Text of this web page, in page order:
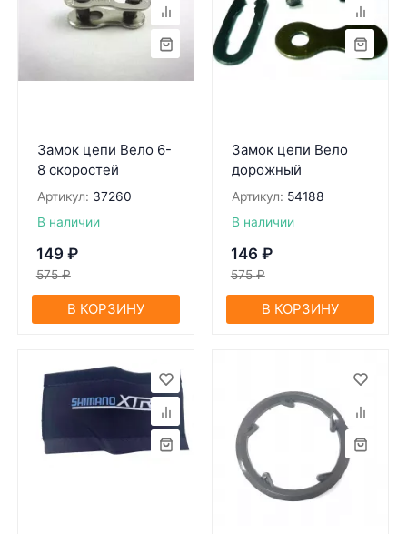
Замок цепи Вело 6-
8 скоростей
Артикул: 37260
В наличии
149 ₽
575 ₽
В КОРЗИНУ
Замок цепи Вело
дорожный
Артикул: 54188
В наличии
146 ₽
575 ₽
В КОРЗИНУ